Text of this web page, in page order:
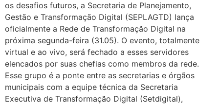
os desafios futuros, a Secretaria de Planejamento,
Gestão e Transformação Digital (SEPLAGTD) lança
oficialmente a Rede de Transformação Digital na
próxima segunda-feira (31.05). O evento, totalmente
virtual e ao vivo, será fechado a esses servidores
elencados por suas chefias como membros da rede.
Esse grupo é a ponte entre as secretarias e órgãos
municipais com a equipe técnica da Secretaria
Executiva de Transformação Digital (Setdigital),